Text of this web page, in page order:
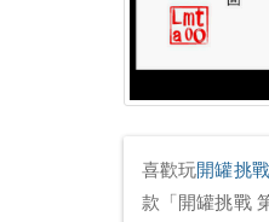
喜歡玩開罐挑戰
款「開罐挑戰